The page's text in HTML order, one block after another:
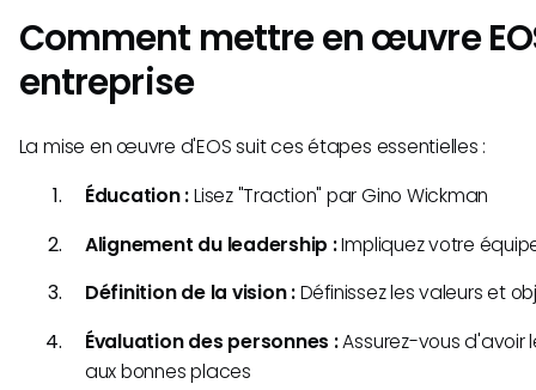
Comment mettre en œuvre
entreprise
La mise en œuvre d'EOS suit ces étapes essentielles :
Éducation :Lisez "Traction" par Gino Wickman
Alignement du leadership :Impliquez votre
Définition de la vision :Définissez les valeurs et
Évaluation des personnes :Assurez-vous d'avoir
aux bonnes places